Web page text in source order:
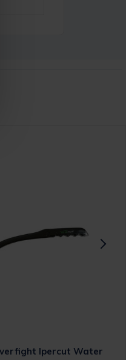
Ipercut Water